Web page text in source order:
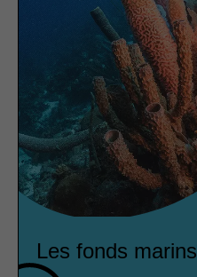
Les fonds marins